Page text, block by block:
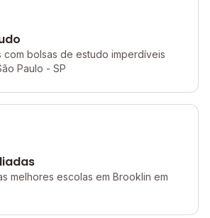
com bolsas de estudo imperdíveis
Paulo - SP
melhores escolas em Brooklin em